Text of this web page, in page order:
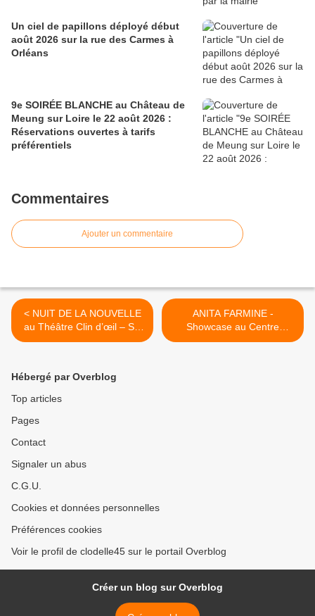
Un ciel de papillons déployé début
août 2026 sur la rue des Carmes à
Orléans
9e SOIRÉE BLANCHE au Château de
Meung sur Loire le 22 août 2026 :
Réservations ouvertes à tarifs
préférentiels
Commentaires
Ajouter un commentaire
< NUIT DE LA NOUVELLE
au Théâtre Clin d’œil – ST
JEAN DE BRAYE - Vendredi
ANITA FARMINE -
Showcase au Centre
Culturel Leclerc d' Olivet le
Hébergé par Overblog
Top articles
Pages
Contact
Signaler un abus
C.G.U.
Cookies et données personnelles
Préférences cookies
Voir le profil de clodelle45 sur le portail Overblog
Créer un blog sur Overblog